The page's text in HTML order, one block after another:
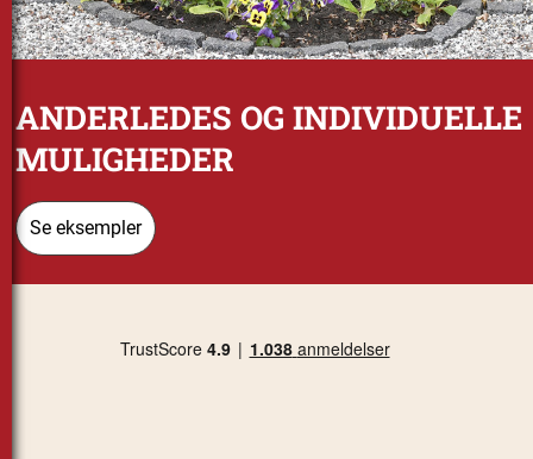
ANDERLEDES OG INDIVIDUELLE
MULIGHEDER
Se eksempler